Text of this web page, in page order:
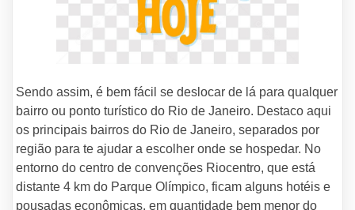
Sendo assim, é bem fácil se deslocar de lá para qualquer
bairro ou ponto turístico do Rio de Janeiro. Destaco aqui
os principais bairros do Rio de Janeiro, separados por
região para te ajudar a escolher onde se hospedar. No
entorno do centro de convenções Riocentro, que está
distante 4 km do Parque Olímpico, ficam alguns hotéis e
pousadas econômicas, em quantidade bem menor do